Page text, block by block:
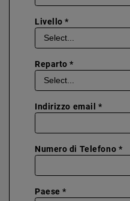
Livello *
Reparto *
Indirizzo email *
Numero di Telefono *
Paese *